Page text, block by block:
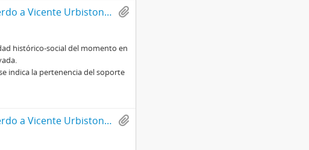
Carta mecanografiada de Gonzalo Izquierdo a Vicente Urbistondo con motivo de entregar un análisis de la situación social, histórica y política en Chile
histórico-social del momento en
indica la pertenencia del soporte
Carta mecanografiada de Gonzalo Izquierdo a Vicente Urbistondo con motivo de entregar un análisis de la situación social, histórica y política en Chile